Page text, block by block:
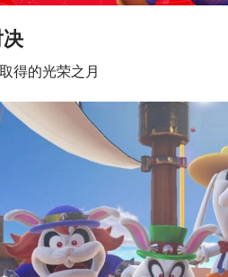
得的光荣之月